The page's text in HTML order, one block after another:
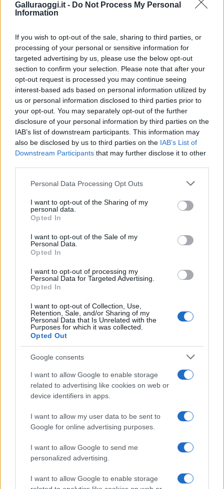
Galluraoggi.it - Do Not Process My Personal
Information
If you wish to opt-out of the sale, sharing to third parties, or
processing of your personal or sensitive information for
targeted advertising by us, please use the below opt-out
section to confirm your selection. Please note that after your
opt-out request is processed you may continue seeing
interest-based ads based on personal information utilized by
us or personal information disclosed to third parties prior to
your opt-out. You may separately opt-out of the further
disclosure of your personal information by third parties on the
IAB’s list of downstream participants. This information may
also be disclosed by us to third parties on the IAB’s List of
Downstream Participants that may further disclose it to other
Please note that this website/app uses one or more Google
not limited to your visit or usage behaviour. You may click to
grant or deny consent to Google and its third-party tags to
use your data for below specified purposes in below Google
consent section.
Personal Data Processing Opt Outs
I want to opt-out of the Sharing of my
personal data.
Opted In
I want to opt-out of the Sale of my
Personal Data.
Opted In
I want to opt-out of processing my
Personal Data for Targeted Advertising.
Opted In
I want to opt-out of Collection, Use,
Retention, Sale, and/or Sharing of my
Personal Data that Is Unrelated with the
Purposes for which it was collected.
Opted Out
Google consents
I want to allow Google to enable storage
related to advertising like cookies on web or
device identifiers in apps.
I want to allow my user data to be sent to
Google for online advertising purposes.
I want to allow Google to send me
personalized advertising.
I want to allow Google to enable storage
Ricevi le nostre ultime news
daGoogle News
Condividi l'articolo
F
a
ce
b
o
o
k
T
w
it
te
r
Pi
n
te
re
st
W
h
at
s
A
p
S
h
a
re
Articolo precedente
Prossimo articolo
NOTIZIE RECENTI
“Sul filo del discorso”: sold out ad Olbia per il
center di Tegge
Esce di strada con l’auto ad Arzachena: ferito il
conducente
Turiste si perdono a Tavolara: salvate dai vigili
del fuoco
Meteo Olbia 6 agosto, migliora il tempo in
Incidente Olbia, poliziotto in vacanza salva 6
persone: due bimbi tra i feriti